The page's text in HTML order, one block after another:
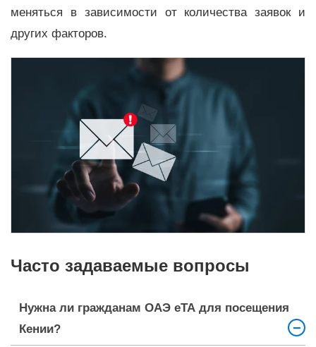
меняться в зависимости от количества заявок и
других факторов.
Часто задаваемые вопросы
Нужна ли гражданам ОАЭ eTA для посещения
Кении?